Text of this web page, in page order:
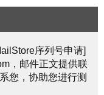
序列号申请]
，邮件正文提供联
您，协助您进行测